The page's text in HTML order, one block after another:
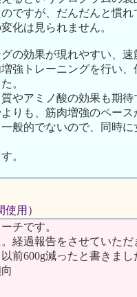
ですが、だんだんと慣れ
化は見られません。
の効果が現れやすい、
強トレーニングを行い
。
やアミノ酸の効果も期
りも、筋肉増強のペー
般的でないので、同時
。
用）
チです。
経過報告をさせていただ
前600g減ったと書きま